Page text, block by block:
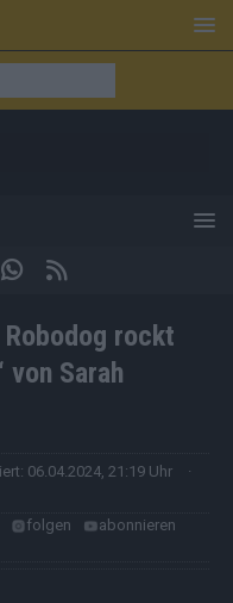
rockt
von Sarah
06.04.2024, 21:19 Uhr
·
folgen
abonnieren